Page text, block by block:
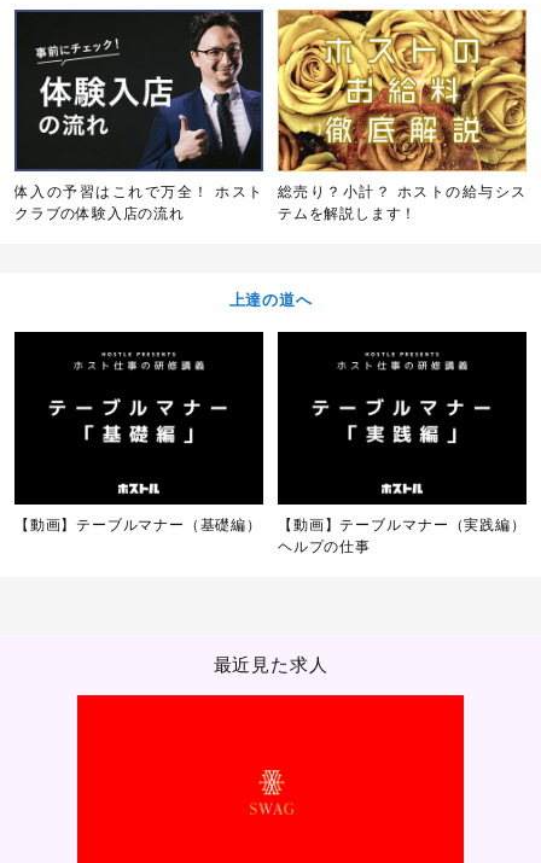
体入の予習はこれで万全！ ホスト
クラブの体験入店の流れ
総売り？小計？ ホストの給与シス
テムを解説します！
上達の道へ
【動画】テーブルマナー（基礎編）
【動画】テーブルマナー（実践編）
ヘルプの仕事
最近見た求人